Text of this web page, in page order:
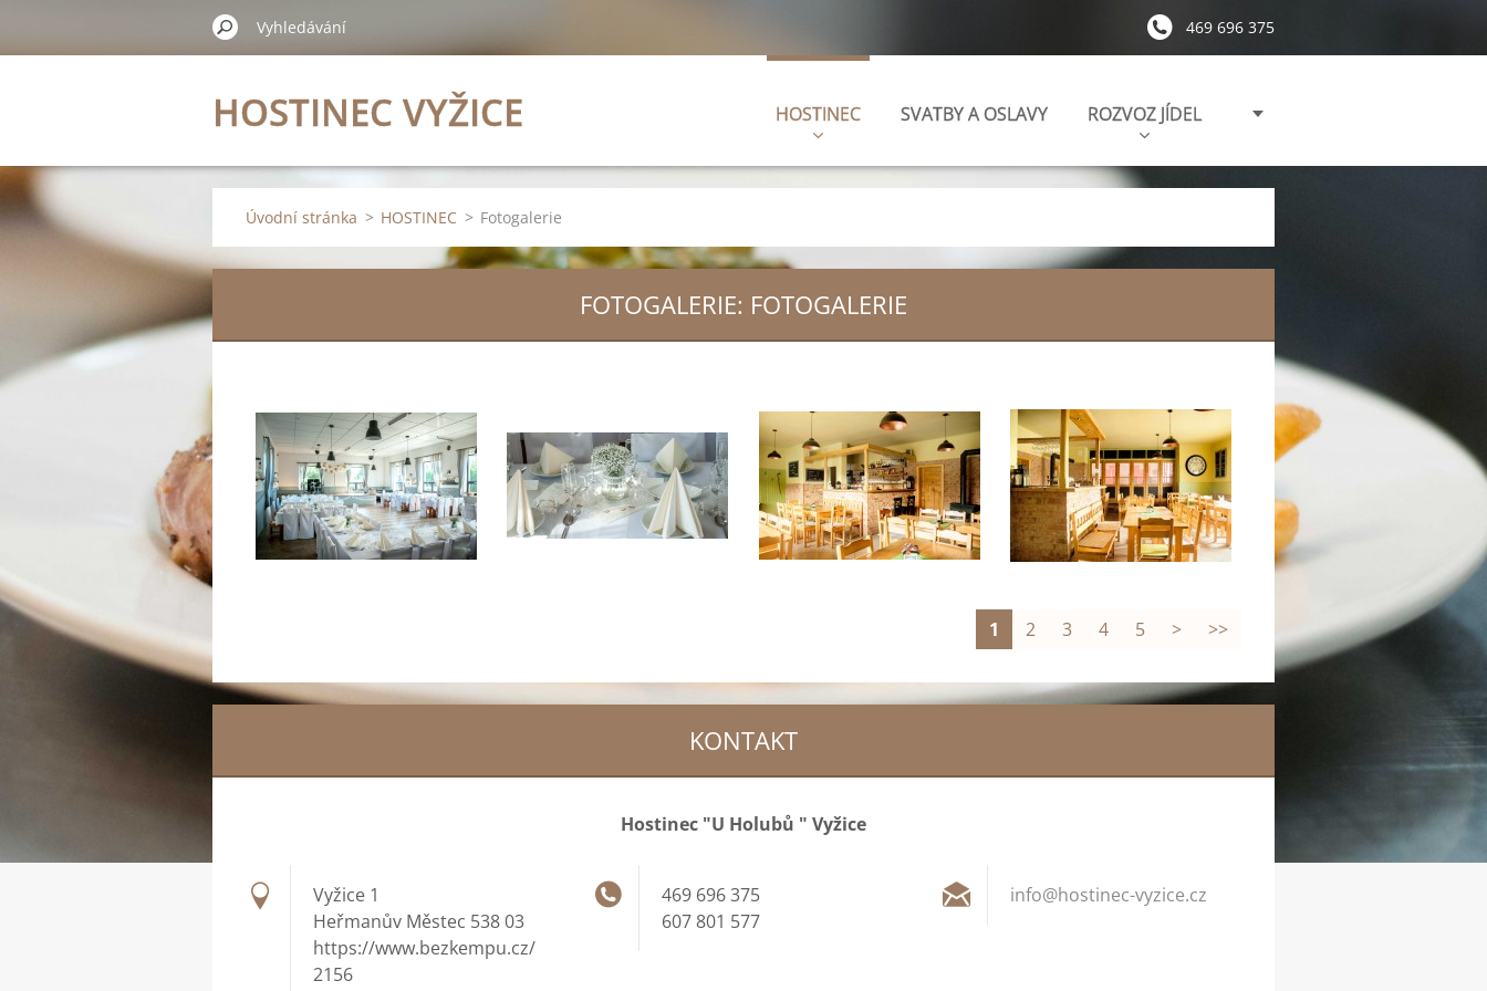
469 696 375
HOSTINEC VYŽICE HOSTINEC SVATBY A OSLAVY ROZVOZ JÍDEL
Úvodní stránka > HOSTINEC > Fotogalerie
FOTOGALERIE: FOTOGALERIE
1 2 3 4 5 > >>
KONTAKT
Hostinec "U Holubů " Vyžice
Vyžice 1
Heřmanův Městec 538 03
https://www.bezkempu.cz/
2156
469 696 375
607 801 577
info@hostinec-vyzice.cz